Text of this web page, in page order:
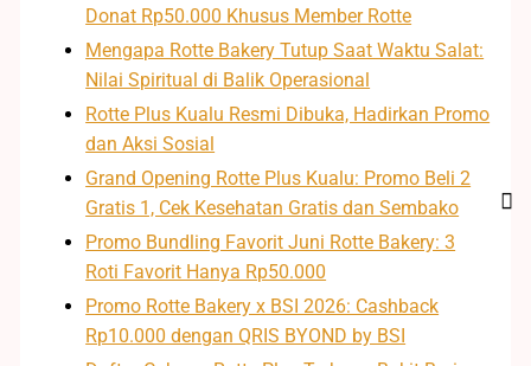
Donat Rp50.000 Khusus Member Rotte
Mengapa Rotte Bakery Tutup Saat Waktu Salat:
Nilai Spiritual di Balik Operasional
Rotte Plus Kualu Resmi Dibuka, Hadirkan Promo
dan Aksi Sosial
Grand Opening Rotte Plus Kualu: Promo Beli 2
Gratis 1, Cek Kesehatan Gratis dan Sembako
Promo Bundling Favorit Juni Rotte Bakery: 3
Roti Favorit Hanya Rp50.000
Promo Rotte Bakery x BSI 2026: Cashback
Rp10.000 dengan QRIS BYOND by BSI